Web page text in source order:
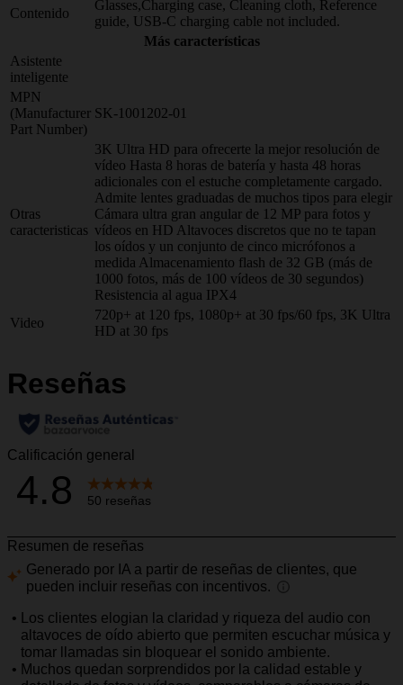
Contenido
Glasses,Charging case, Cleaning cloth, Reference
guide, USB-C charging cable not included.
Más características
Asistente
inteligente
MPN
(Manufacturer
Part Number)
SK-1001202-01
Otras
caracteristicas
3K Ultra HD para ofrecerte la mejor resolución de
vídeo Hasta 8 horas de batería y hasta 48 horas
adicionales con el estuche completamente cargado.
Admite lentes graduadas de muchos tipos para elegir
Cámara ultra gran angular de 12 MP para fotos y
vídeos en HD Altavoces discretos que no te tapan
los oídos y un conjunto de cinco micrófonos a
medida Almacenamiento flash de 32 GB (más de
1000 fotos, más de 100 vídeos de 30 segundos)
Resistencia al agua IPX4
Video
720p+ at 120 fps, 1080p+ at 30 fps/60 fps, 3K Ultra
HD at 30 fps